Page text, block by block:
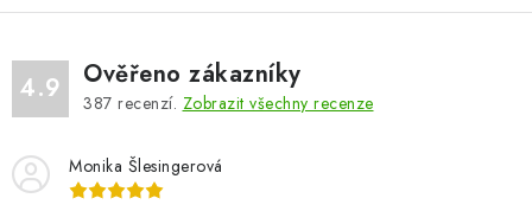
4.9 Ověřeno zákazníky
387 recenzí. Zobrazit všechny recenze
Monika Šlesingerová